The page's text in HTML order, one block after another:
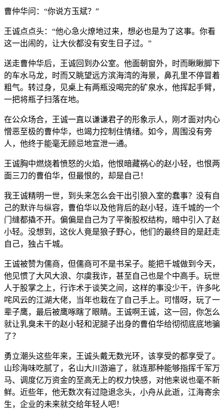
曹仲华问：“你说方玉斌？”
王诚点点头：“他心急火燎地过来，想必也是为了这事。你看
这一出闹的，让大伙都没有安生日子过。”
送走曹仲华后，王诚回到办公室。他面朝窗外，时而瞅瞅脚下
的车水马龙，时而又眺望远方滨海湾的海景，鼻孔里不停冒着
粗气。转过身，见桌上有两瓶没喝完的矿泉水，他挥起手臂，
一把将瓶子扫落在地。
在公众场合，王诚一直以谦谦君子的形象示人，刚才面对内心
憎恶至极的曹仲华，也竭力控制住情绪。如今，周围没有旁
人，他终于能毫无顾忌地宣泄一通。
王诚胸中燃烧着愤怒的火焰，他恨暗藏祸心的赵小轻，也恨两
面三刀的曹伯华，但最恨的，却是自己！
我王诚精明一世，到头来怎么会干出引狼入室的蠢事？没有自
己的默许与纵容，曹伯华以及他背后的赵小轻，连千城的一个
门缝都撬不开。偏偏是自己为了平衡股权结构，暗中引入了赵
小轻。没想到，这伙人竟是狼子野心，他们的最终目的是赶走
自己，独占千城。
王诚被赞为儒商，但儒商可不是书呆子。能把千城做到今天，
他见惯了大风大浪、尔虞我诈，甚至自己也是个中高手。玩世
人于股掌之上，行诈术于谈笑之间，这样的事没少干，许多叱
咤风云的江湖大佬，当年也栽在了自己手上。可惜呀，玩了一
辈子鹰，最后被鹰啄瞎了眼睛。王诚啊王诚，这一回，你怎么
就让乳臭未干的赵小轻和泥腿子出身的曹伯华给彻彻底底地骗
了？
勇立潮头这些年来，王诚头戴无数光环，该享受的都享受了。
山珍海味吃腻了，名山大川游遍了，就连那种能够指挥千军万
马、调度亿万资金的至高无上的权力快感，对他来说也毫不新
鲜。近些年，他无数次有过隐退念头，小舟从此逝，江海寄余
生，企业的未来就交给年轻人吧！